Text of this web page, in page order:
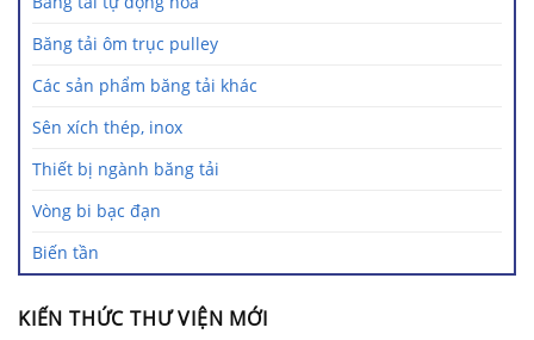
Băng tải ôm trục pulley
Các sản phẩm băng tải khác
Sên xích thép, inox
Thiết bị ngành băng tải
Vòng bi bạc đạn
Biến tần
KIẾN THỨC THƯ VIỆN MỚI